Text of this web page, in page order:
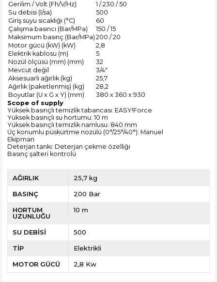
Gerilim / Volt (Fh/V/Hz)
1 / 230 / 50
Su debisi (l/sa)
500
Giriş suyu sıcaklığı (°C)
60
Çalışma basıncı (Bar/MPa)
150 / 15
Maksimum basınç (Bar/MPa) 200 / 20
Motor gücü (kW) (kW)
2,8
Elektrik kablosu (m)
5
Nozül ölçüsü (mm) (mm)
32
Mevcut değil
3/4″
Aksesuarlı ağırlık (kg)
25,7
Ağırlık (paketlenmiş) (kg)
28,2
Boyutlar (U x G x Y) (mm)
380 x 360 x 930
Scope of supply
Yüksek basınçlı temizlik tabancası: EASY!Force
Yüksek basınçlı su hortumu: 10 m
Yüksek basınçlı temizlik namlusu: 840 mm
Üç konumlu püskürtme nozülü (0°/25°/40°): Manuel
Ekipman
Deterjan tankı: Deterjan çekme özelliği
Basınç şalteri kontrolü
AĞIRLIK 25,7 kg
BASINÇ 200 Bar
HORTUM
UZUNLUĞU
10 m
SU DEBİSİ 500
TİP Elektrikli
MOTOR GÜCÜ 2,8 Kw